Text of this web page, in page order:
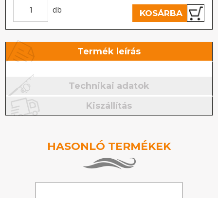
db KOSÁRBA
Termék leírás
Technikai adatok
Kiszállítás
HASONLÓ TERMÉKEK